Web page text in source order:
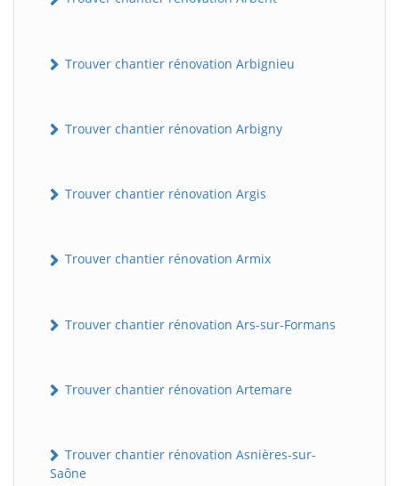
Trouver chantier rénovation Arbignieu
Trouver chantier rénovation Arbigny
Trouver chantier rénovation Argis
Trouver chantier rénovation Armix
Trouver chantier rénovation Ars-sur-Formans
Trouver chantier rénovation Artemare
Trouver chantier rénovation Asnières-sur-
Saône